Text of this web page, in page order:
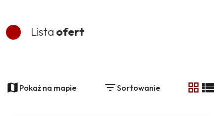
Lista ofert
−Pokaż na mapie Sortowanie
tabela